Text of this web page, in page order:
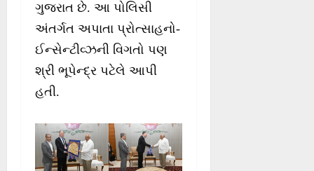
ગુજરાત છે. આ પોલિસી
અંતર્ગત અપાતા પ્રોત્સાહનો-
ઈન્‍સેન્‍ટીવ્ઝની વિગતો પણ
શ્રી ભૂપેન્‍દ્ર પટેલે આપી
હતી.